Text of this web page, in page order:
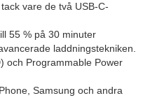
vare de två USB-C-
55 % på 30 minuter
laddningstekniken.
och Programmable Power
Samsung och andra